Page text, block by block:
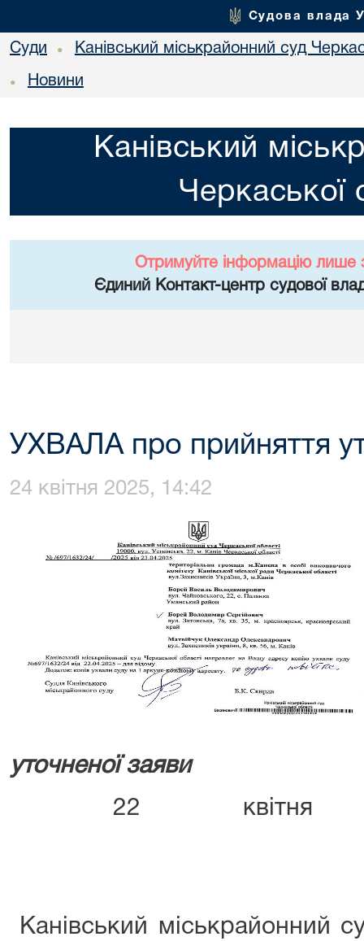
Судова влада
Суди • Канівський міськрайонний суд
• Новини
Канівський
Черкаської
Отримуйте інформацію лише
Єдиний Контакт-центр судової
УХВАЛА про прийняття
24 квітня 2025, 14:42
уточненої заяви
22 квітня
Канівський міськрайонний